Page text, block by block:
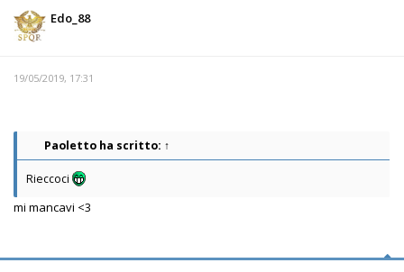
Edo_88
19/05/2019, 17:31
Paoletto ha scritto: ↑
Rieccoci
mi mancavi <3